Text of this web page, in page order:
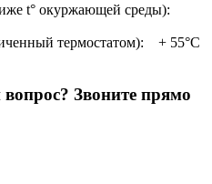
t° окуржающей среды):
термостатом): + 55°C
Звоните прямо